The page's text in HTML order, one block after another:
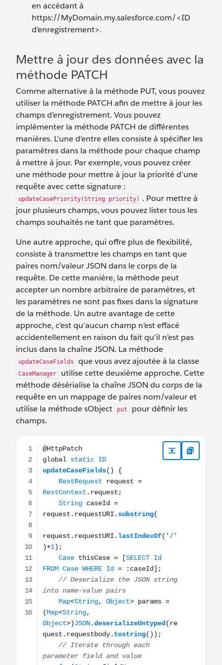
en accédant à
https://MyDomain.my.salesforce.com/<ID
d’enregistrement>.
Mettre à jour des données avec la
méthode PATCH
Comme alternative à la méthode PUT, vous pouvez
utiliser la méthode PATCH afin de mettre à jour les
champs d’enregistrement. Vous pouvez
implémenter la méthode PATCH de différentes
manières. L’une d’entre elles consiste à spécifier les
paramètres dans la méthode pour chaque champ
à mettre à jour. Par exemple, vous pouvez créer
une méthode pour mettre à jour la priorité d’une
requête avec cette signature :
updateCasePriority(String priority) . Pour mettre à
jour plusieurs champs, vous pouvez lister tous les
champs souhaités ne tant que paramètres.
Une autre approche, qui offre plus de flexibilité,
consiste à transmettre les champs en tant que
paires nom/valeur JSON dans le corps de la
requête. De cette manière, la méthode peut
accepter un nombre arbitraire de paramètres, et
les paramètres ne sont pas fixes dans la signature
de la méthode. Un autre avantage de cette
approche, c’est qu’aucun champ n’est effacé
accidentellement en raison du fait qu’il n’est pas
inclus dans la chaîne JSON. La méthode
updateCaseFields que vous avez ajoutée à la classe
CaseManager
utilise cette deuxième approche. Cette
méthode désérialise la chaîne JSON du corps de la
requête en un mappage de paires nom/valeur et
utilise la méthode sObject
put
pour définir les
champs.
@HttpPatch global static ID updateCaseFields() {